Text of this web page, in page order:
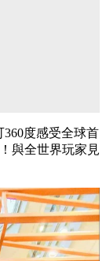
360度感受全球首
與全世界玩家見